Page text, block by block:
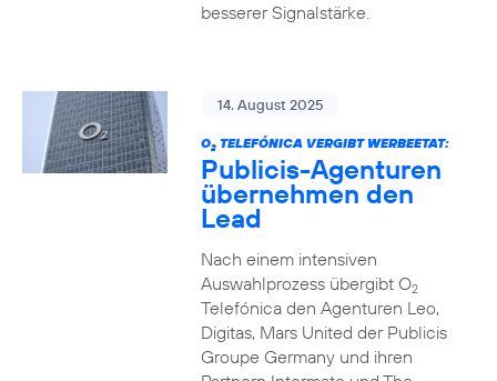
besserer Signalstärke.
14. August 2025
O2TELEFÓNICA VERGIBT WERBEETAT:
Publicis-Agenturen
übernehmen den
Lead
Nach einem intensiven
Auswahlprozess übergibt O2
Telefónica den Agenturen Leo,
Digitas, Mars United der Publicis
Groupe Germany und ihren